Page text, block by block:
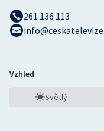
261 136 113
Vzhled
Světlý